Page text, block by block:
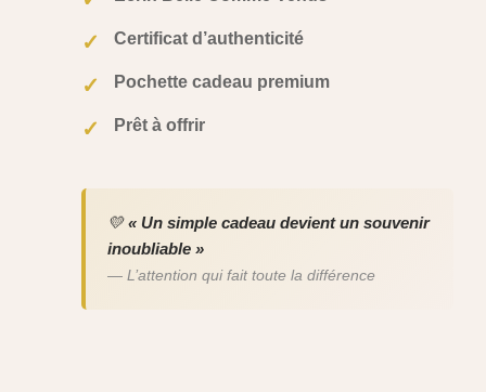
✓ Certificat d’authenticité
✓ Pochette cadeau premium
✓ Prêt à offrir
💛« Un simple cadeau devient un souvenir
inoubliable »
— L’attention qui fait toute la différence